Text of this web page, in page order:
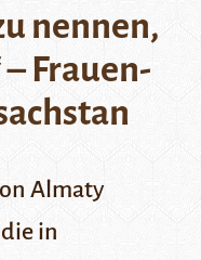
nennen,
Frauen-
Almaty
in